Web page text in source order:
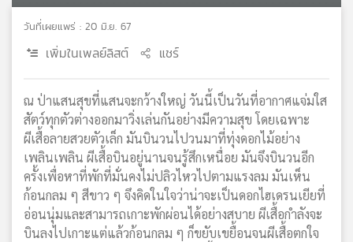
เกี่ยว
เครือ
ข่าย
วิทยุ
ไทย
วันที่เผยแพร่ : 20 มิ.ย. 67
เพิ่มในเพลย์ลิสต์ แชร์
ณ ป่าแสนสุขที่แสนจะกว้างใหญ่ วันนี้เป็นวันที่อากาศแจ่มใส
สัตว์ทุกตัวต่างออกมาวิ่งเล่นกันอย่างมีความสุข โดยเฉพาะ
ผีเสื้อลายสวยตัวเล็ก มันบินวนไปวนมาที่ทุ่งดอกไม้อย่าง
เพลินเพลิน ผีเสื้อบินอยู่นานจนรู้สึกเหนื่อย มันจึงบินวนอีก
ครั้งเพื่อหาที่พักที่มั่นคงไม่ปลิวไหวไปตามแรงลม มันเห็น
ก้อนกลม ๆ สีขาว ๆ จึงคิดในใจว่าน่าจะเป็นดอกไฮเดรนเยียที่
อ่อนนุ่มและสามารถเกาะพักผ่อนได้อย่างสบาย ผีเสื้อกำลังจะ
บินลงไปเกาะแต่แล้วก้อนกลม ๆ ก็ขยับเขยื้อนจนผีเสื้อตกใจ